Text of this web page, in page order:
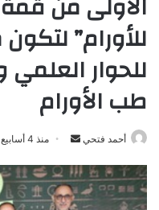
للأورام”
للحوار العلمي
طب الأورام
أحمد فتحي
أرسل
إلكترونيا
منذ 4 أسابيع